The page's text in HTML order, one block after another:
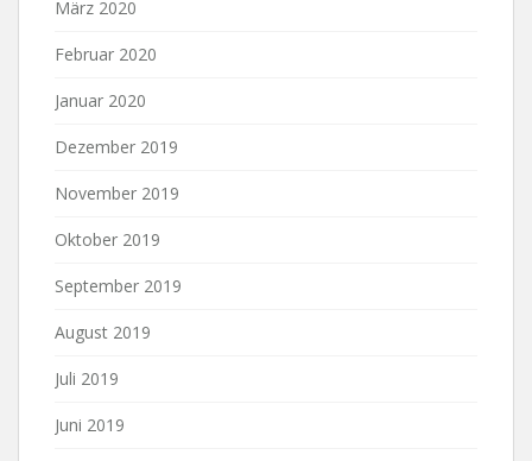
März 2020
Februar 2020
Januar 2020
Dezember 2019
November 2019
Oktober 2019
September 2019
August 2019
Juli 2019
Juni 2019